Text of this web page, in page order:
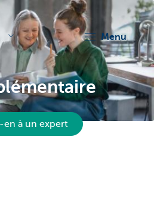
menu
en à un expert